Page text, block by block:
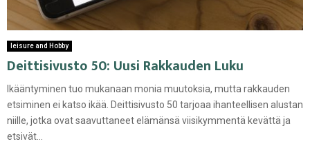
leisure and Hobby
Deittisivusto 50: Uusi Rakkauden Luku
Ikääntyminen tuo mukanaan monia muutoksia, mutta rakkauden
etsiminen ei katso ikää. Deittisivusto 50 tarjoaa ihanteellisen alustan
niille, jotka ovat saavuttaneet elämänsä viisikymmentä kevättä ja
etsivät...